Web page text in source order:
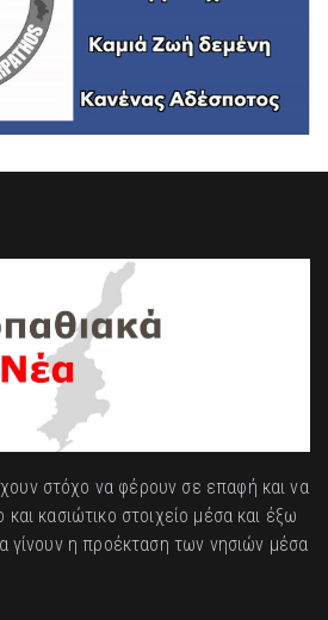
στόχο να φέρουν σε επαφή και να
κασιώτικο στοιχείο μέσα και έξω
γίνουν η προέκταση των νησιών μέσα